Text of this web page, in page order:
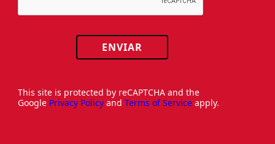
ENVIAR
This site is protected by reCAPTCHA and the
Google Privacy Policy and Terms of Service apply.